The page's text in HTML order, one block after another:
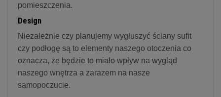
pomieszczenia.
Design
Niezależnie czy planujemy wygłuszyć ściany sufit
czy podłogę są to elementy naszego otoczenia co
oznacza, że będzie to miało wpływ na wygląd
naszego wnętrza a zarazem na nasze
samopoczucie.